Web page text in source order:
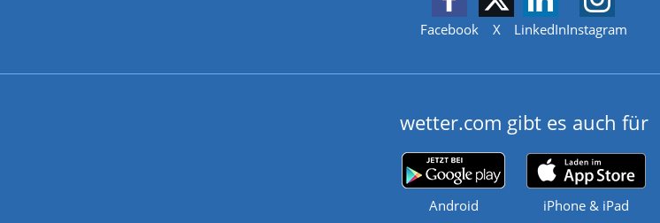
Facebook X LinkedInInstagram
wetter.com gibt es auch für
Android iPhone & iPad